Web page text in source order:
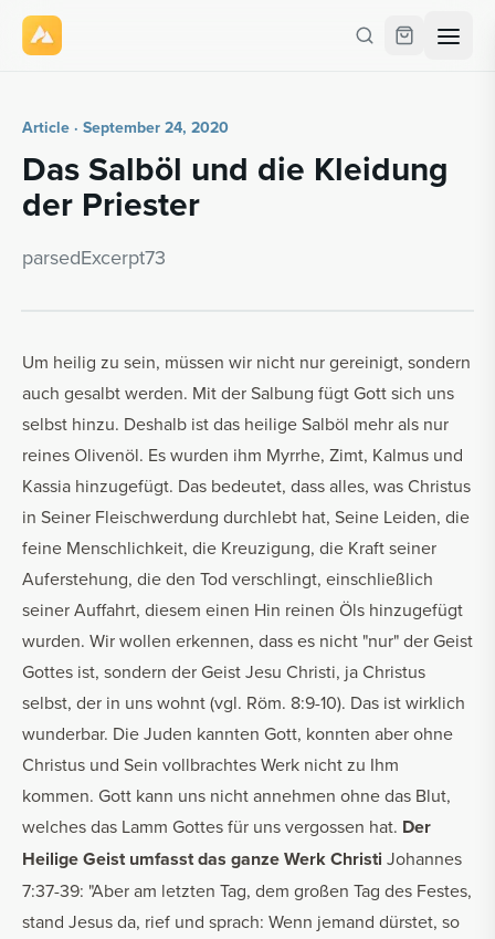
Article · September 24, 2020
Das Sal­böl und die Klei­dung
der Priester
parsedEx­cerpt73
Um heilig zu sein, müssen wir nicht nur gereinigt, sondern
auch gesalbt werden. Mit der Salbung fügt Gott sich uns
selbst hinzu. Deshalb ist das heilige Salböl mehr als nur
reines Olivenöl. Es wurden ihm Myrrhe, Zimt, Kalmus und
Kassia hinzugefügt. Das bedeutet, dass alles, was Christus
in Seiner Fleischwerdung durchlebt hat, Seine Leiden, die
feine Menschlichkeit, die Kreuzigung, die Kraft seiner
Auferstehung, die den Tod verschlingt, einschließlich
seiner Auffahrt, diesem einen Hin reinen Öls hinzugefügt
wurden. Wir wollen erkennen, dass es nicht "nur" der Geist
Gottes ist, sondern der Geist Jesu Christi, ja Christus
selbst, der in uns wohnt (vgl. Röm. 8:9-10). Das ist wirklich
wunderbar. Die Juden kannten Gott, konnten aber ohne
Christus und Sein vollbrachtes Werk nicht zu Ihm
kommen. Gott kann uns nicht annehmen ohne das Blut,
welches das Lamm Gottes für uns vergossen hat. Der
Heilige Geist umfasst das ganze Werk Christi Johannes
7:37-39: "Aber am letzten Tag, dem großen Tag des Festes,
stand Jesus da, rief und sprach: Wenn jemand dürstet, so